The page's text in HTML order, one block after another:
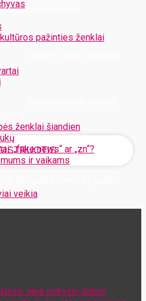
pažinties ženklai
ženklai šiandien
„fake news“ ar „zn“?
ir vaikams
veikia
savo paskyrą
atsiųstas Jums el. paštu
tapk pokyčio dalimi